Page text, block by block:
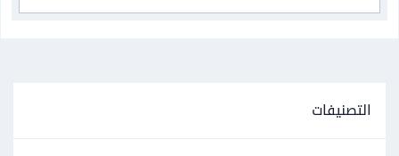
التصنيفات